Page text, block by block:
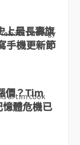
上最長壽旗
手機更新節
價？Tim
體危機已